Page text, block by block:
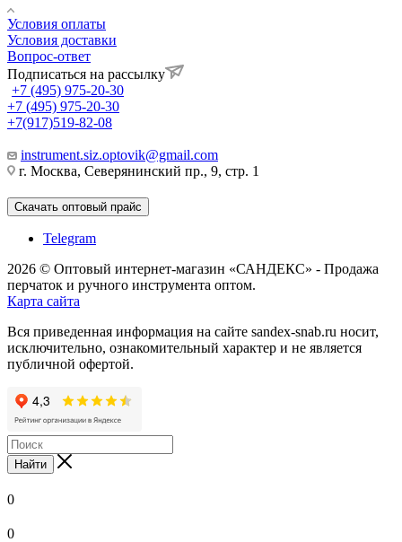
Условия оплаты
Условия доставки
Вопрос-ответ
Подписаться на рассылку
+7 (495) 975-20-30
+7 (495) 975-20-30
+7(917)519-82-08
instrument.siz.optovik@gmail.com
г. Москва, Северянинский пр., 9, стр. 1
Скачать оптовый прайс
Telegram
2026 © Оптовый интернет-магазин «САНДЕКС» - Продажа
перчаток и ручного инструмента оптом.
Карта сайта
Вся приведенная информация на сайте sandex-snab.ru носит,
исключительно, ознакомительный характер и не является
публичной офертой.
Найти
0
0